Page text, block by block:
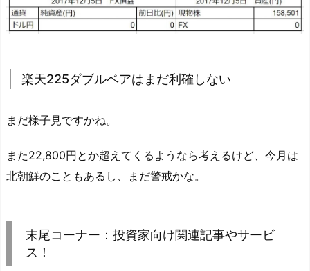
楽天225ダブルベアはまだ利確しない
まだ様子見ですかね。
また22,800円とか超えてくるようなら考えるけど、今月は
北朝鮮のこともあるし、まだ警戒かな。
末尾コーナー：投資家向け関連記事やサービ
ス！